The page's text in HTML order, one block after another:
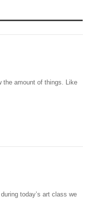
the amount of things. Like
today’s art class we